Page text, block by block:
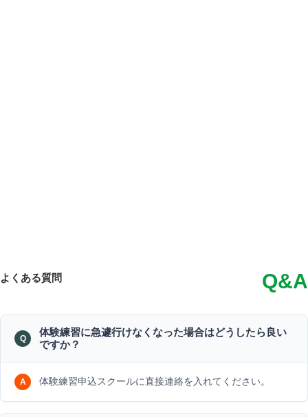
よくある質問 Q&A
体験練習に急遽行けなくなった場合はどうしたら良い
ですか？
体験練習申込スクールに直接連絡を入れてください。